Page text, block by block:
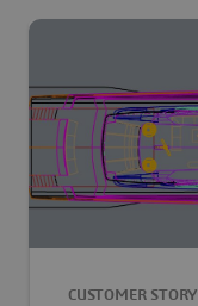
CUSTOMER STORY